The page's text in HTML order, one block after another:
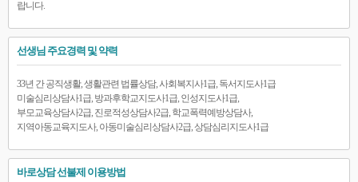
랍니다.
선생님 주요경력 및 약력
33년 간 공직생활, 생활관련 법률상담, 사회복지사1급, 독서지도사1급
미술심리상담사1급, 방과후학교지도사1급, 인성지도사1급,
부모교육상담사2급, 진로적성상담사2급, 학교폭력예방상담사,
지역아동교육지도사, 아동미술심리상담사2급, 상담심리지도사1급
바로상담 선불제 이용방법